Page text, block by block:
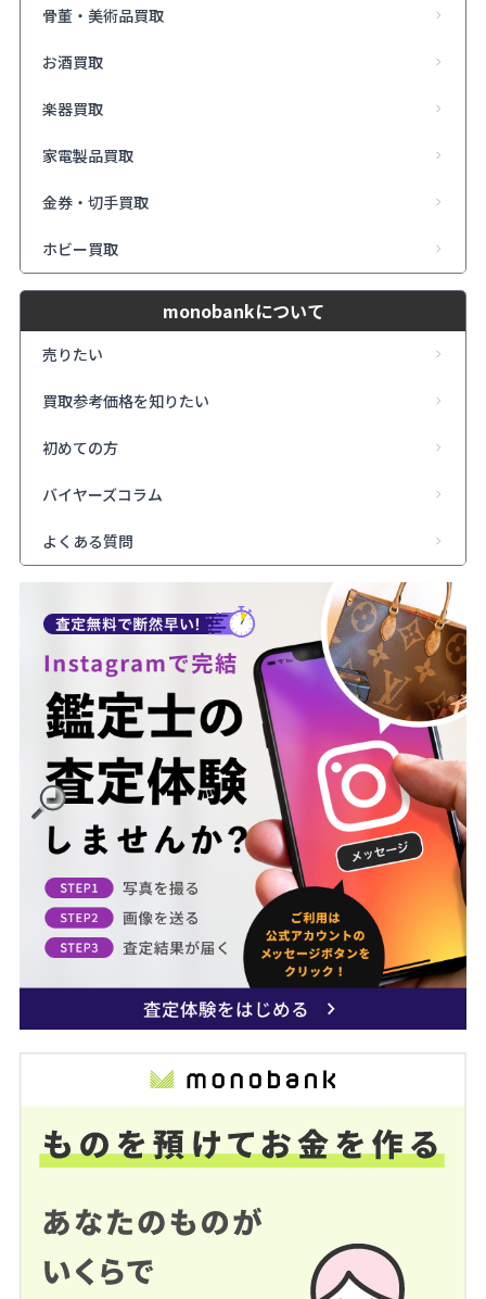
骨董・美術品買取
お酒買取
楽器買取
家電製品買取
金券・切手買取
ホビー買取
monobankについて
売りたい
買取参考価格を知りたい
初めての方
バイヤーズコラム
よくある質問